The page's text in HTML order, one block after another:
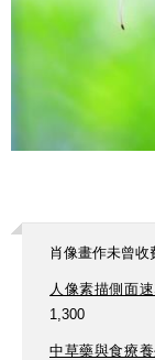
肖像畫作未曾收
人像素描側面
1,300
中草藥與食療養